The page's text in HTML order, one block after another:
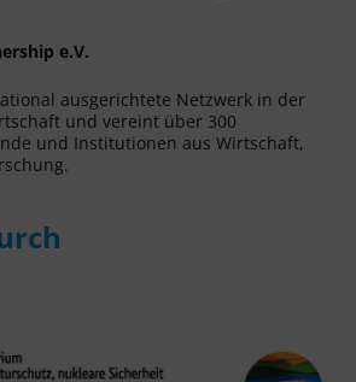
e.V.
ausgerichtete Netzwerk in der
und vereint über 300
und Institutionen aus Wirtschaft,